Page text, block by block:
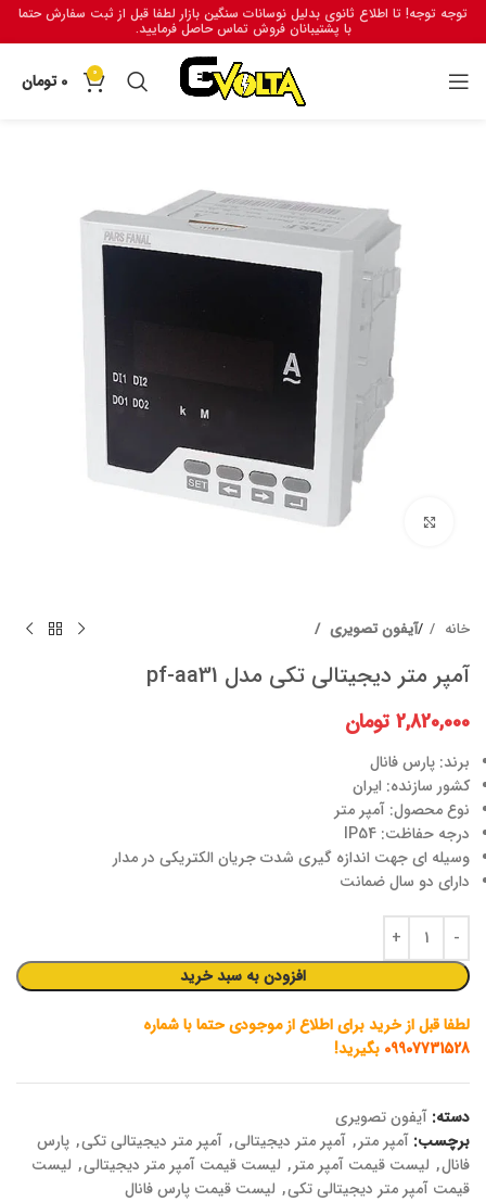
توجه توجه! تا اطلاع ثانوی بدلیل نوسانات سنگین بازار لطفا قبل از ثبت سفارش حتما
با پشتیبانان فروش تماس حاصل فرمایید.
0
0 تومان
برای بزرگنمایی کلیک کنید
خانه آیفون تصویری
آمپر متر دیجیتالی تکی مدل pf-aa31
2,820,000 تومان
برند: پارس فانال
کشور سازنده: ایران
نوع محصول: آمپر متر
درجه حفاظت: IP54
وسیله ای جهت اندازه گیری شدت جریان الکتریکی در مدار
دارای دو سال ضمانت
افزودن به سبد خرید
لطفا قبل از خرید برای اطلاع از موجودی حتما با شماره
09907731528 بگیرید!
دسته: آیفون تصویری
برچسب: آمپر متر, آمپر متر دیجیتالی, آمپر متر دیجیتالی تکی, پارس
فانال, لیست قیمت آمپر متر, لیست قیمت آمپر متر دیجیتالی, لیست
قیمت آمپر متر دیجیتالی تکی, لیست قیمت پارس فانال